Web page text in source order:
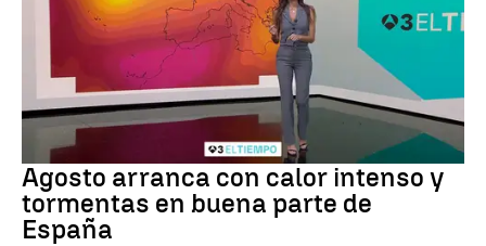
Tiempo
Agosto arranca con calor intenso y
tormentas en buena parte de
España